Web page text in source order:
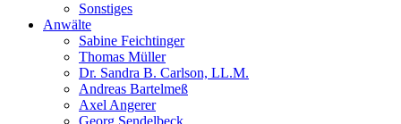
Sonstiges
Anwälte
Sabine Feichtinger
Thomas Müller
Dr. Sandra B. Carlson, LL.M.
Andreas Bartelmeß
Axel Angerer
Georg Sendelbeck